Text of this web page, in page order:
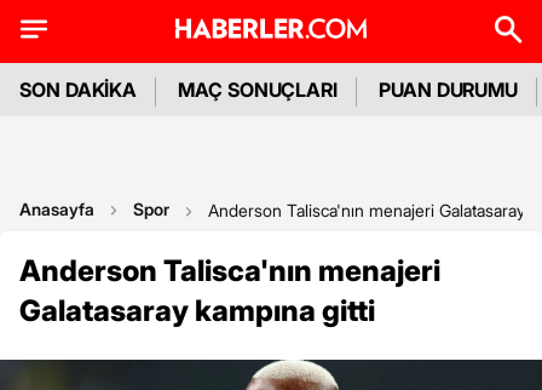
SON DAKİKA MAÇ SONUÇLARI PUAN DURUMU
Anasayfa Spor Anderson Talisca'nın menajeri Galatasaray
Anderson Talisca'nın menajeri
Galatasaray kampına gitti